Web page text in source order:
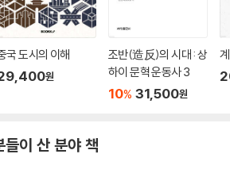
국 도시의 이해
원
조반(造反)의 시대 : 상
하이 문혁 운동사 3
10% 31,500원
들이 산 분야 책